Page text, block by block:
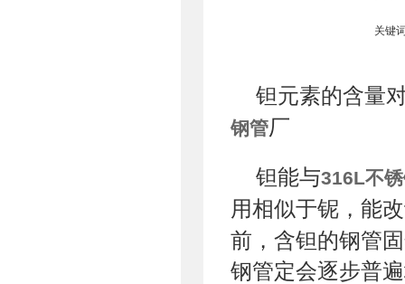
关键
钽元素的含量
钢管厂
钽能与316L不
用相似于铌，能
前，含钽的钢管
钢管定会逐步普